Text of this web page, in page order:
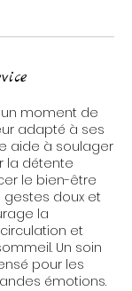
moment de
adapté à ses
aide à soulager
la détente
le bien-être
gestes doux et
la
et
Un soin
pour les
émotions.